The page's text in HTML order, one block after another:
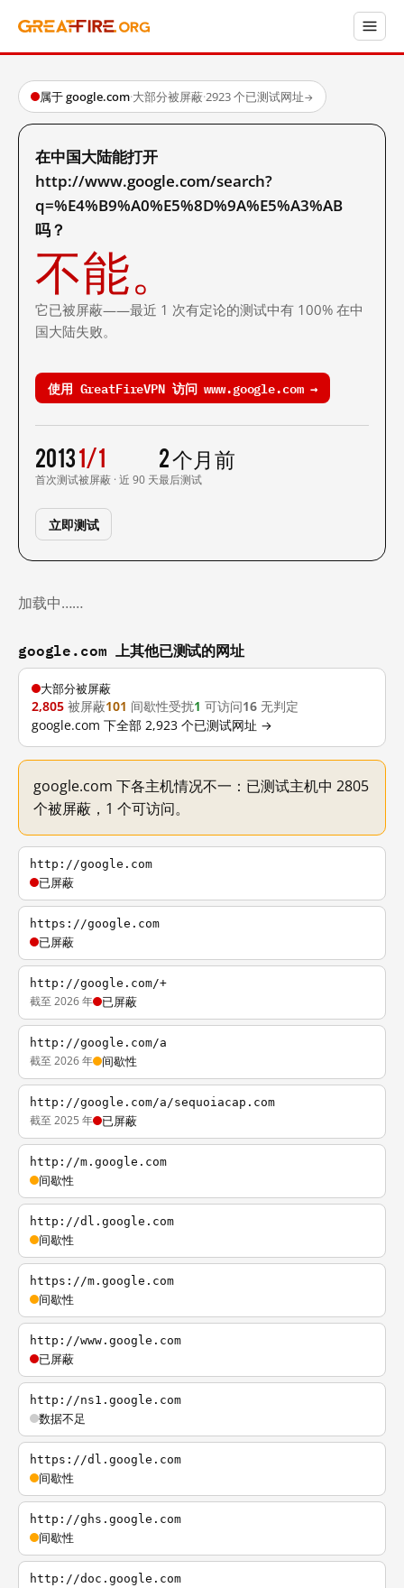
属于 google.com·大部分被屏蔽·2923 个已测试网址→
在中国大陆能打开
http://www.google.com/search?
q=%E4%B9%A0%E5%8D%9A%E5%A3%AB
吗？
不能。
它已被屏蔽——最近 1 次有定论的测试中有 100% 在中
国大陆失败。
使用 GreatFireVPN 访问 www.google.com →
2013
首次测试
1/1
被屏蔽 · 近 90 天
2 个月前
最后测试
立即测试
加载中……
google.com 上其他已测试的网址
大部分被屏蔽
2,805 被屏蔽101 间歇性受扰1 可访问16 无判定
google.com 下全部 2,923 个已测试网址 →
google.com 下各主机情况不一：已测试主机中 2805
个被屏蔽，1 个可访问。
http://google.com
已屏蔽
https://google.com
已屏蔽
http://google.com/+
截至 2026 年 已屏蔽
http://google.com/a
截至 2026 年 间歇性
http://google.com/a/sequoiacap.com
截至 2025 年 已屏蔽
http://m.google.com
间歇性
http://dl.google.com
间歇性
https://m.google.com
间歇性
http://www.google.com
已屏蔽
http://ns1.google.com
数据不足
https://dl.google.com
间歇性
http://ghs.google.com
间歇性
http://doc.google.com